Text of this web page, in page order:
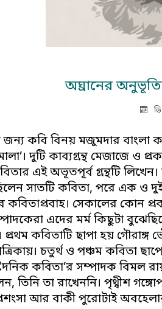
অঘ্রানের
জন্য কবি বিনয় মজুমদার
দুটি কাব্যগ্রন্থ মেজাজে ও
এই অভূতপূর্ব গ্রন্থটি
সাতটি কবিতা, পরে এক ও
সেকালের কোন
এদের মর্ম কিছুটা
প্রথম কবিতাটি ছাপা হয় গৌরাঙ্গ
চতুর্থ ও পঞ্চম কবিতা
কবিতা’র সম্পাদক
তিনি তা রাখেননি। পৃথ্বীশ
আর বাকী পুরোটাই